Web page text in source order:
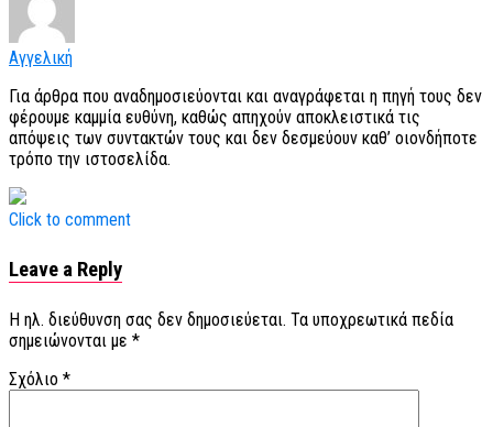
Αγγελική
Για άρθρα που αναδημοσιεύονται και αναγράφεται η πηγή τους δεν
φέρουμε καμμία ευθύνη, καθώς απηχούν αποκλειστικά τις
απόψεις των συντακτών τους και δεν δεσμεύουν καθ’ οιονδήποτε
τρόπο την ιστοσελίδα.
Click to comment
Leave a Reply
Η ηλ. διεύθυνση σας δεν δημοσιεύεται. Τα υποχρεωτικά πεδία
σημειώνονται με *
Σχόλιο *